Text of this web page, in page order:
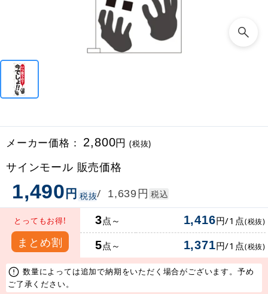
メーカー価格： 2,800円(税抜)
サインモール 販売価格
1,490円 税抜/ 1,639円 税込
とってもお得!
まとめ割
3点～ 1,416円/1点(税抜)
5点～ 1,371円/1点(税抜)
数量によっては追加で納期をいただく場合がございます。予め
ご了承ください。